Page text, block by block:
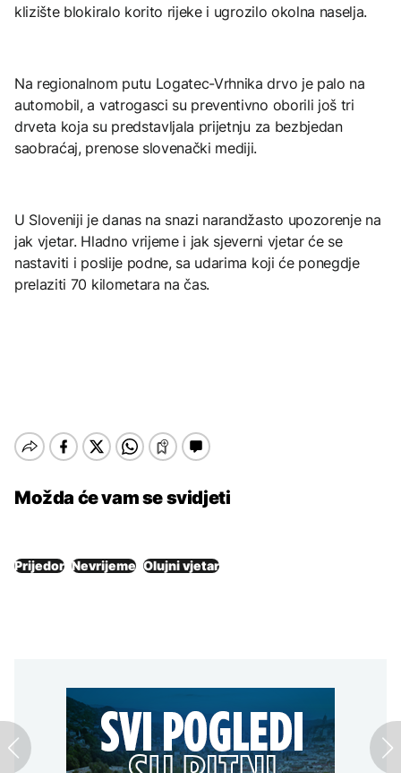
klizište blokiralo korito rijeke i ugrozilo okolna naselja.
Na regionalnom putu Logatec-Vrhnika drvo je palo na
automobil, a vatrogasci su preventivno oborili još tri
drveta koja su predstavljala prijetnju za bezbjedan
saobraćaj, prenose slovenački mediji.
U Sloveniji je danas na snazi narandžasto upozorenje na
jak vjetar. Hladno vrijeme i jak sjeverni vjetar će se
nastaviti i poslije podne, sa udarima koji će ponegdje
prelaziti 70 kilometara na čas.
Možda će vam se svidjeti
Prijedor Nevrijeme Olujni vjetar